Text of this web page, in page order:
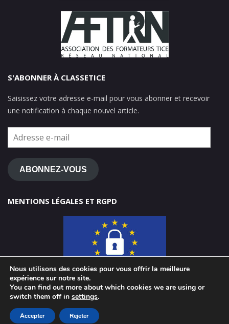
S'ABONNER À CLASSETICE
Saisissez votre adresse e-mail pour vous abonner et recevoir
une notification à chaque nouvel article.
Adresse
e-
mail
ABONNEZ-VOUS
MENTIONS LÉGALES ET RGPD
© 2026 ClasseTICE 1d
Powered by WordPress
Nous utilisons des cookies pour vous offrir la meilleure
expérience sur notre site.
You can find out more about which cookies we are using or
switch them off in settings.
Accepter Rejeter